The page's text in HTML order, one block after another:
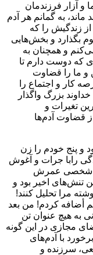
و آزار فرزندمان
به گمانم هر آدم
زندگیش را که
بگذارد و بخش‌هایی
و همچنان به
که دوست دارم تا
و ما را قضاوت
کار و اجتماع را
بزرگ واگذار
تغیرات و
قضاوت آدم‌ها
و پنج خودم را زن
رابا جرات و آغوش
شخصی عمرش
تنش‌های اخیر بود و
مرا تحلیل کنند!
أضافه کردم! من بعد
به هیچ عنوان تن
مجازی در این گونه
با آدم‌های
سرزنده و